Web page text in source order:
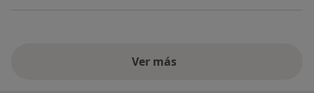
Ver más